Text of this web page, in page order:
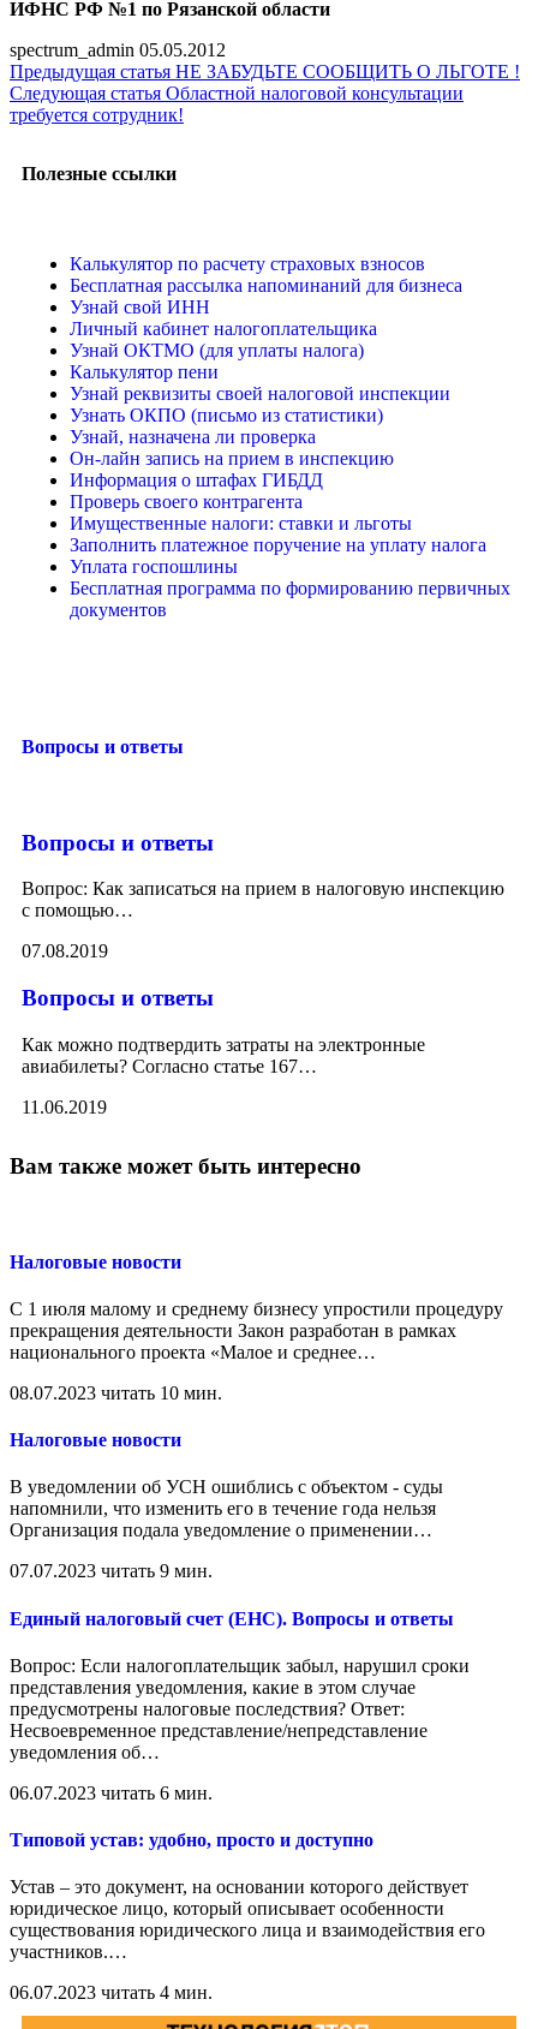
ИФНС РФ №1 по Рязанской области
spectrum_admin 05.05.2012
Предыдущая статья НЕ ЗАБУДЬТЕ СООБЩИТЬ О ЛЬГОТЕ !
Следующая статья Областной налоговой консультации
требуется сотрудник!
Полезные ссылки
Калькулятор по расчету страховых взносов
Бесплатная рассылка напоминаний для бизнеса
Узнай свой ИНН
Личный кабинет налогоплательщика
Узнай ОКТМО (для уплаты налога)
Калькулятор пени
Узнай реквизиты своей налоговой инспекции
Узнать ОКПО (письмо из статистики)
Узнай, назначена ли проверка
Он-лайн запись на прием в инспекцию
Информация о штафах ГИБДД
Проверь своего контрагента
Имущественные налоги: ставки и льготы
Заполнить платежное поручение на уплату налога
Уплата госпошлины
Бесплатная программа по формированию первичных
документов
Вопросы и ответы
Вопросы и ответы
Вопрос: Как записаться на прием в налоговую инспекцию
с помощью…
07.08.2019
Вопросы и ответы
Как можно подтвердить затраты на электронные
авиабилеты? Согласно статье 167…
11.06.2019
Вам также может быть интересно
Налоговые новости
С 1 июля малому и среднему бизнесу упростили процедуру
прекращения деятельности Закон разработан в рамках
национального проекта «Малое и среднее…
08.07.2023 читать 10 мин.
Налоговые новости
В уведомлении об УСН ошиблись с объектом - суды
напомнили, что изменить его в течение года нельзя
Организация подала уведомление о применении…
07.07.2023 читать 9 мин.
Единый налоговый счет (ЕНС). Вопросы и ответы
Вопрос: Если налогоплательщик забыл, нарушил сроки
представления уведомления, какие в этом случае
предусмотрены налоговые последствия? Ответ:
Несвоевременное представление/непредставление
уведомления об…
06.07.2023 читать 6 мин.
Типовой устав: удобно, просто и доступно
Устав – это документ, на основании которого действует
юридическое лицо, который описывает особенности
существования юридического лица и взаимодействия его
участников.…
06.07.2023 читать 4 мин.